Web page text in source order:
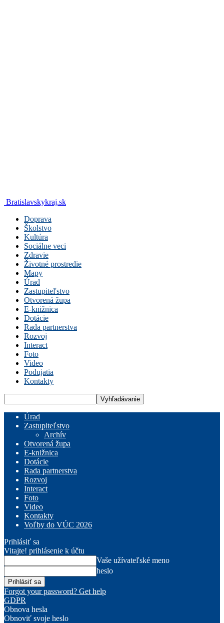
Bratislavskykraj.sk
Doprava
Školstvo
Kultúra
Sociálne veci
Zdravie
Životné prostredie
Mapy
Úrad
Zastupiteľstvo
Otvorená župa
E-knižnica
Dotácie
Rada partnerstva
Rozvoj
Interact
Foto
Video
Podujatia
Kontakty
Úrad
Zastupiteľstvo
Archív
Otvorená župa
E-knižnica
Dotácie
Rada partnerstva
Rozvoj
Interact
Foto
Video
Kontakty
Voľby do VÚC 2026
Prihlásiť sa
Vitajte! prihlásenie k účtu
Vaše užívateľské meno
heslo
Forgot your password? Get help
GDPR
Obnova hesla
Obnoviť svoje heslo